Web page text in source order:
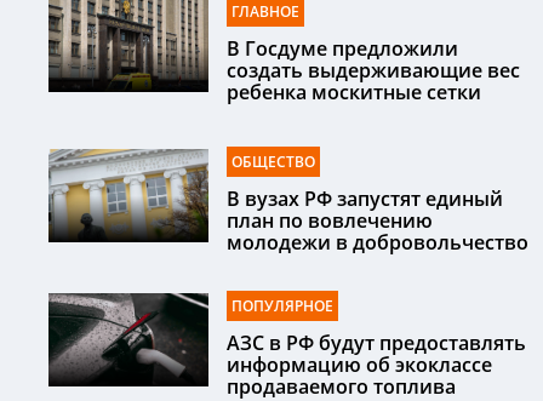
ГЛАВНОЕ
В Госдуме предложили
создать выдерживающие вес
ребенка москитные сетки
ОБЩЕСТВО
В вузах РФ запустят единый
план по вовлечению
молодежи в добровольчество
ПОПУЛЯРНОЕ
АЗС в РФ будут предоставлять
информацию об экоклассе
продаваемого топлива